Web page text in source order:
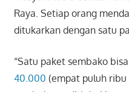
Raya. Setiap orang
ditukarkan dengan satu
“Satu paket sembako
40.000 (empat puluh